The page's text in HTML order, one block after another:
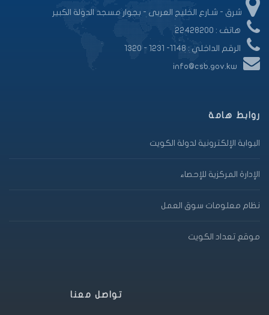
شرق - شـارع الخليج العربى - بجوار مسجد الدولة الكبير
هاتف : 22428200
الرقم الداخلي : 1148- 1231 - 1320
info@csb.gov.kw
روابط هامة
البوابة الإلكترونية لدولة الكويت
الإدارة المركزية للإحصاء
نظام معلومات سوق العمل
موقع تعداد الكويت
تواصل معنا